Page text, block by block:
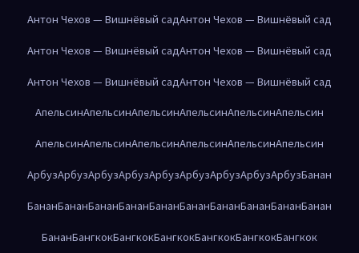
Антон Чехов — Вишнёвый садАнтон Чехов — Вишнёвый сад
Антон Чехов — Вишнёвый садАнтон Чехов — Вишнёвый сад
Антон Чехов — Вишнёвый садАнтон Чехов — Вишнёвый сад
АпельсинАпельсинАпельсинАпельсинАпельсинАпельсин
АпельсинАпельсинАпельсинАпельсинАпельсинАпельсин
АрбузАрбузАрбузАрбузАрбузАрбузАрбузАрбузАрбузБанан
БананБананБананБананБананБананБананБананБананБанан
БананБангкокБангкокБангкокБангкокБангкокБангкок